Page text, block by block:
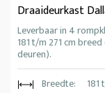
Draaideurkast
Leverbaar in 4
181 t/m 271 cm
deuren).
Breedte:
181